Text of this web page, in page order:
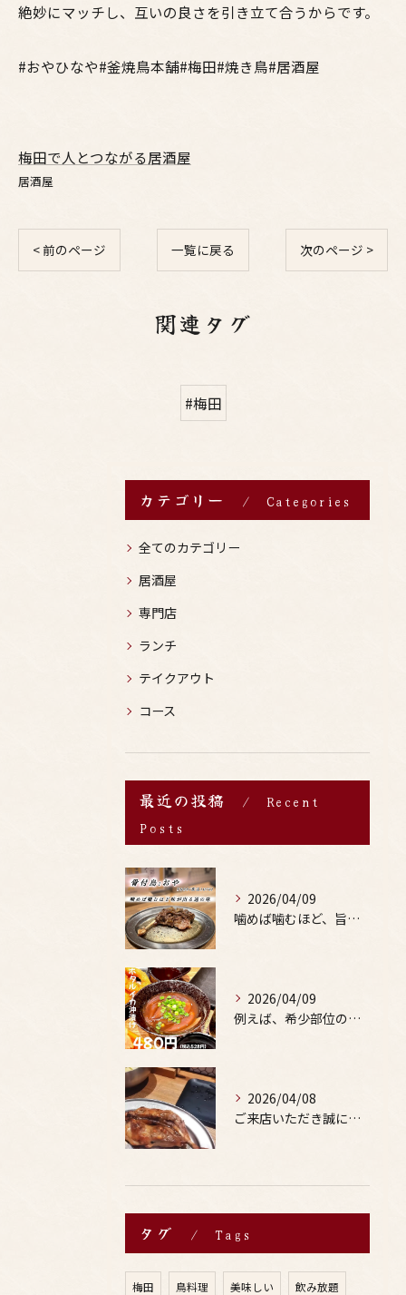
絶妙にマッチし、互いの良さを引き立て合うからです。
#おやひなや#釜焼鳥本舗#梅田#焼き鳥#居酒屋
梅田で人とつながる居酒屋
居酒屋
< 前のページ 一覧に戻る 次のページ >
関連タグ
#梅田
カテゴリー Categories
全てのカテゴリー
居酒屋
専門店
ランチ
テイクアウト
コース
最近の投稿
Recent
Posts
2026/04/09
噛めば噛むほど、旨みがあふれる。
2026/04/09
例えば、希少部位の串を試したり、季節限定の地酒を味わったりす...
2026/04/08
ご来店いただき誠にありがとうございます。
タグ Tags
梅田 鳥料理 美味しい 飲み放題